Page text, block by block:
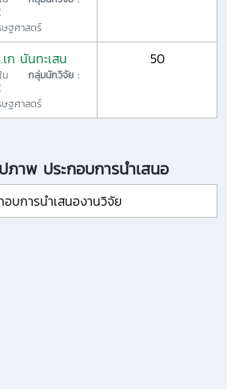
ฐศาสตร์
ก นันทะเสน
ใน กลุ่มนักวิจัย :
ฐศาสตร์
50
าพ ประกอบการนำเสนอ
บการนำเสนองานวิจัย